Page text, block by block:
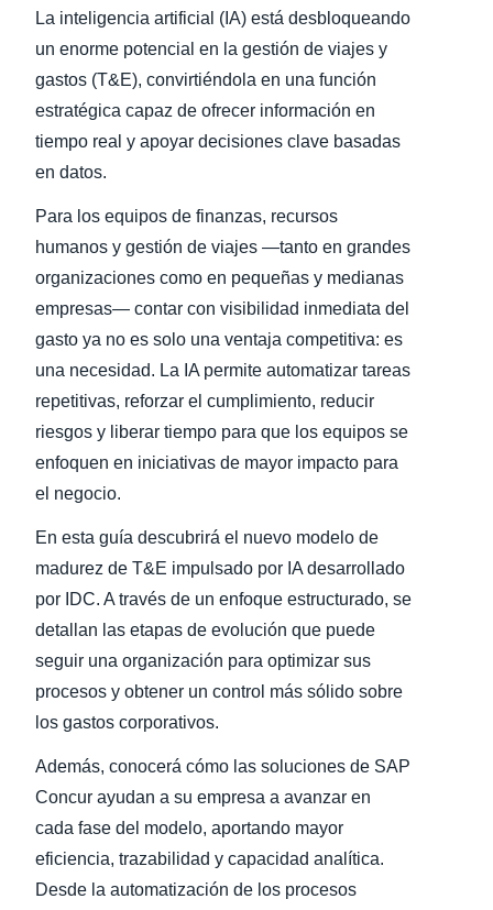
Belgium (English)
España (Español)
Norway (English)
La inteligencia artificial (IA) está desbloqueando
un enorme potencial en la gestión de viajes y
gastos (T&E), convirtiéndola en una función
estratégica capaz de ofrecer información en
tiempo real y apoyar decisiones clave basadas
en datos.
Para los equipos de finanzas, recursos
humanos y gestión de viajes —tanto en grandes
organizaciones como en pequeñas y medianas
empresas— contar con visibilidad inmediata del
gasto ya no es solo una ventaja competitiva: es
una necesidad. La IA permite automatizar tareas
repetitivas, reforzar el cumplimiento, reducir
riesgos y liberar tiempo para que los equipos se
enfoquen en iniciativas de mayor impacto para
el negocio.
En esta guía descubrirá el nuevo modelo de
madurez de T&E impulsado por IA desarrollado
por IDC. A través de un enfoque estructurado, se
detallan las etapas de evolución que puede
seguir una organización para optimizar sus
procesos y obtener un control más sólido sobre
los gastos corporativos.
Además, conocerá cómo las soluciones de SAP
Concur ayudan a su empresa a avanzar en
cada fase del modelo, aportando mayor
eficiencia, trazabilidad y capacidad analítica.
Desde la automatización de los procesos